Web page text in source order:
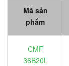
Mã sản
phẩm
CMF
36B20L